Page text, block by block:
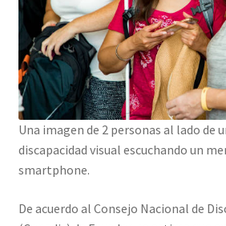
Una imagen de 2 personas al lado de
discapacidad visual escuchando un
smartphone.
De acuerdo al Consejo Nacional de